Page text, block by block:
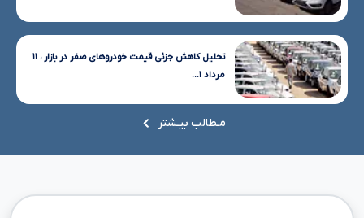
تحلیل کاهش جزئی قیمت خودروهای صفر در بازار ، ۱۱
مرداد ۱...
مـطالب بیـشتر